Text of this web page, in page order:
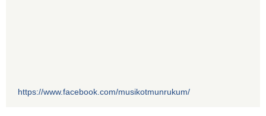
https://www.facebook.com/musikotmunrukum/